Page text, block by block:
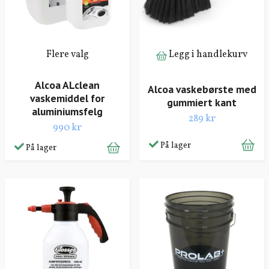
Flere valg
Alcoa ALclean
vaskemiddel for
aluminiumsfelg
990 kr
På lager
Legg i handlekurv
Alcoa vaskebørste med
gummiert kant
289 kr
På lager